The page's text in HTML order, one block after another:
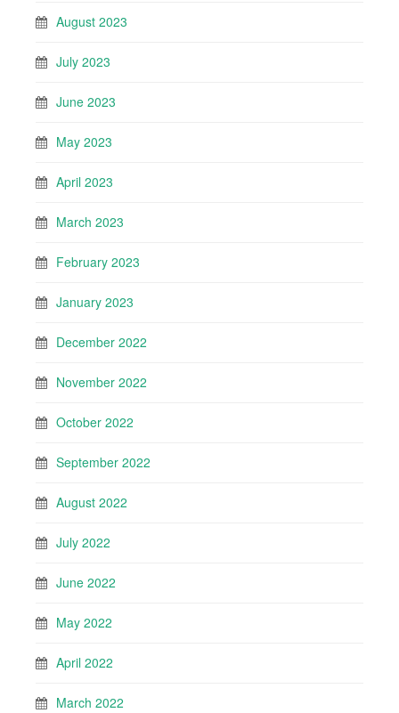
August 2023
July 2023
June 2023
May 2023
April 2023
March 2023
February 2023
January 2023
December 2022
November 2022
October 2022
September 2022
August 2022
July 2022
June 2022
May 2022
April 2022
March 2022